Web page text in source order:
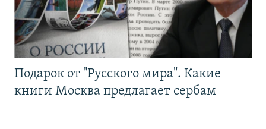
Подарок от "Русского мира". Какие
книги Москва предлагает сербам